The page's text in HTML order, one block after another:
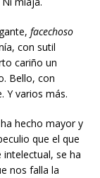
facechoso
con sutil
cariño un
Bello, con
Y varios más.
hecho mayor y
que el que
se ha
nos falla la